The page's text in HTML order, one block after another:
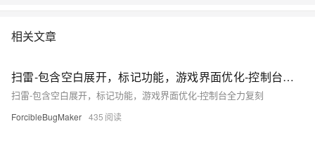
相关文章
扫雷-包含空白展开，标记功能，游戏界面优化-控制台全力复刻
扫雷-包含空白展开，标记功能，游戏界面优化-控制台全力复刻
ForcibleBugMaker 435